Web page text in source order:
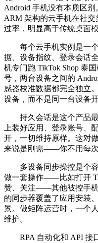
Android 手机没有本质区
ARM 架构的云手机在社
过率，明显高于传统桌面
每个云手机实例是一个
据、设备指纹、登录会话
机专门跑 TikTok Shop 泰
号，两台设备之间的
感器校准数据都完全独立
设备，而不是同一台设备
持久会话是这个产品最
上装好应用、登录账号、
开，一切维持原样。这对
来说是刚需——你不用每次
多设备同步操控是个容
做一套操作——比如打开
赞、关注——其他被控手
的同步器覆盖了应用安装
景。做矩阵运营时，一个
维护。
RPA 自动化和 API 接